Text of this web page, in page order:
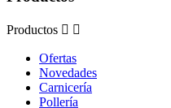
Productos  
Ofertas
Novedades
Carnicería
Pollería